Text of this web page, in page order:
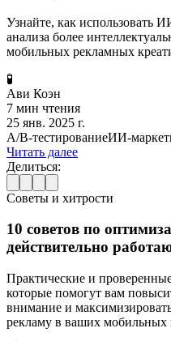
Узнайте, как использовать
анализа более
мобильных рекламных
🧪
Ави Коэн
7 мин чтения
25 янв. 2025 г.
A/B-тестированиеИИ-
Читать далее
Делиться:
Советы и хитрости
10 советов по
действительно
Практические и
которые помогут вам
внимание и
рекламу в ваших мобильных